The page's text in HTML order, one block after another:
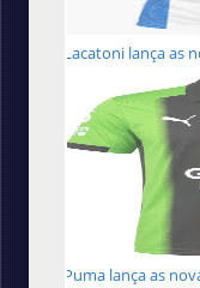
Lacatoni lança as
Puma lança as